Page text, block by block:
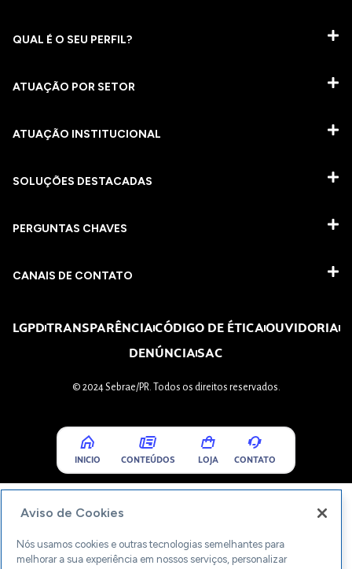
QUAL É O SEU PERFIL?
ATUAÇÃO POR SETOR
ATUAÇÃO INSTITUCIONAL
SOLUÇÕES DESTACADAS
PERGUNTAS CHAVES​
CANAIS DE CONTATO
LGPDTRANSPARÊNCIACÓDIGO DE ÉTICAOUVIDORIA
DENÚNCIASAC
© 2024 Sebrae/PR. Todos os direitos reservados.
INICIO CONTEÚDOS LOJA CONTATO
Aviso de Cookies
Nós usamos cookies e outras tecnologias semelhantes para
melhorar a sua experiência em nossos serviços, personalizar